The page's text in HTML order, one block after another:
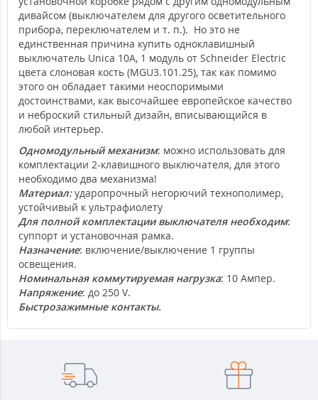
дивайсом (выключателем для другого осветительного
прибора, переключателем и т. п.). Но это не
единственная причина купить одноклавишный
выключатель Unica 10А, 1 модуль от Schneider Electric
цвета слоновая кость (MGU3.101.25), так как помимо
этого он обладает такими неоспоримыми
достоинствами, как высочайшее европейское качество
и неброский стильный дизайн, вписывающийся в
любой интерьер.
Одномодульный механизм: можно использовать для
комплектации 2-клавишного выключателя, для этого
необходимо два механизма!
Материал:ударопрочный негорючий технополимер,
устойчивый к ультрафиолету
Для полной комплектации выключателя необходим:
суппорт и установочная рамка.
Назначение: включение/выключение 1 группы
освещения.
Номинальная коммутируемая нагрузка: 10 Ампер.
Напряжение: до 250 V.
Быстрозажимные контакты.